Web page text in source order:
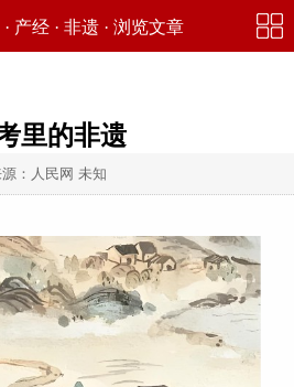
· 产经· 非遗· 浏览文章
里的非遗
：人民网 未知